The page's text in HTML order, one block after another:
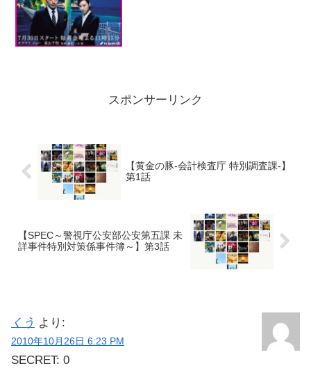
スポンサーリンク
【黄金の豚-会計検査庁 特別調査課-】
第1話
【SPEC～警視庁公安部公安第五課 未
詳事件特別対策係事件簿～】第3話
くう より:
2010年10月26日 6:23 PM
SECRET: 0